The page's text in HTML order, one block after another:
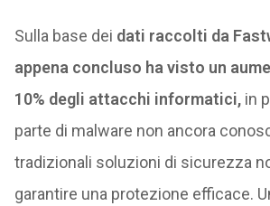
Sulla base dei dati raccolti da
appena concluso ha visto un
10% degli attacchi informatici,in
parte di malware non ancora
tradizionali soluzioni di sicurezza
garantire una protezione efficace.